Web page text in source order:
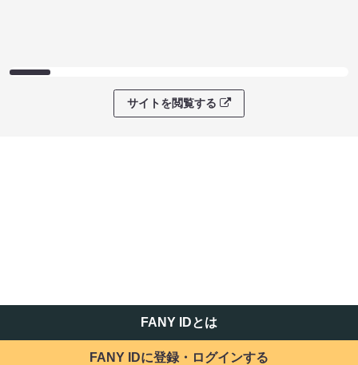
サイトを閲覧する
FANY IDとは
FANY IDに登録・ログインする